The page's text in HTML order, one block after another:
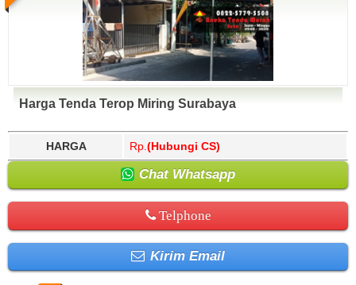
Harga Tenda Terop Miring Surabaya
HARGA Rp. (Hubungi CS)
Chat Whatsapp
Telphone
Kirim Email